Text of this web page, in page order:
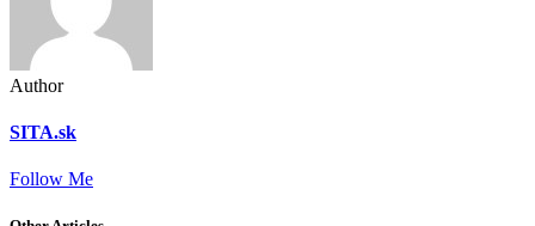
Author
SITA.sk
Follow Me